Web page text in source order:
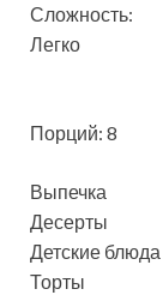
Сложность:
Легко
Порций: 8
Выпечка
Десерты
Детские блюда
Торты